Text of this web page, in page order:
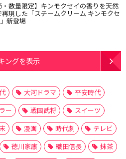
・数量限定】キンモクセイの香りを天然
再現した「スチームクリーム キンモクセ
新登場
ングを表示
大河ドラマ
平安時代
ー 戦国武将
スイーツ
漫画 時代劇
テレビ
徳川家康 織田信長
抹茶